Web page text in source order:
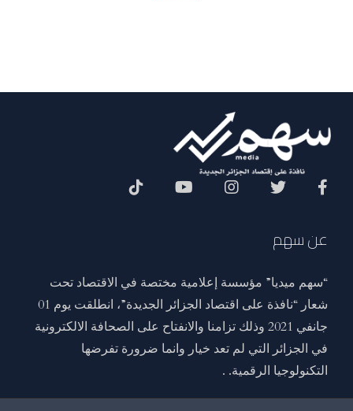
عن سهم
“سهم ميديا” مؤسسة إعلامية مختصة في الاقتصاد تحت
شعار “نافذة على اقتصاد الجزائر الجديدة”، انطلقت يوم 01
جانفي 2021 وذلك تزامنا والانفتاح على الصحافة الالكترونية
في الجزائر التي لم تعد خيار وانما ضرورة تفرضها
التكنولوجيا الرقمية. .